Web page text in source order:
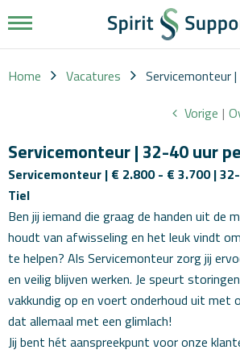
Werkgevers
ons
Werkwijze
Diensten
Nieuws
Contact
Home Vacatures
Servicemonteur
|
Vorige
Servicemonteur | 32-40 uur
Servicemonteur | € 2.800 - € 3.700 |
Tiel
Ben jij iemand die graag de handen uit de
houdt van afwisseling en het leuk vindt
te helpen? Als Servicemonteur zorg jij
en veilig blijven werken. Je speurt
vakkundig op en voert onderhoud uit met
dat allemaal met een glimlach!
Jij bent hét aanspreekpunt voor onze